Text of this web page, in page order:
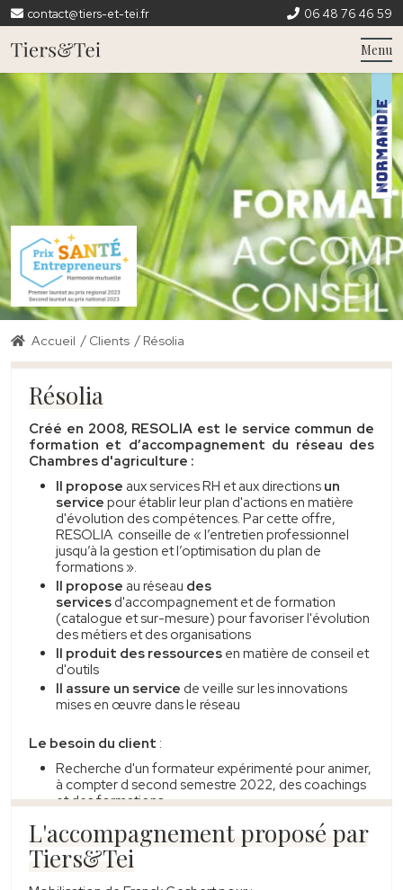
contact@tiers-et-tei.fr 06 48 76 46 59
Menu
Accueil / Clients / Résolia
Résolia
Créé en 2008, RESOLIA est le service commun de
formation et d’accompagnement du réseau des
Chambres d'agriculture :
Il propose aux services RH et aux directions un
service pour établir leur plan d'actions en matière
d'évolution des compétences. Par cette offre,
RESOLIA conseille de « l’entretien professionnel
jusqu’à la gestion et l’optimisation du plan de
formations ».
Il propose au réseau des
services d'accompagnement et de formation
(catalogue et sur-mesure) pour favoriser l'évolution
des métiers et des organisations
Il produit des ressources en matière de conseil et
d'outils
Il assure un service de veille sur les innovations
mises en œuvre dans le réseau
Le besoin du client :
Recherche d'un formateur expérimenté pour animer,
à compter d second semestre 2022, des coachings
et des formations
L'accompagnement proposé par
Tiers&Tei